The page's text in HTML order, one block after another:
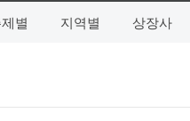
별 지역별 상장사